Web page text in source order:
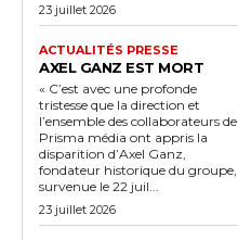
23 juillet 2026
ACTUALITÉS PRESSE
AXEL GANZ EST MORT
« C’est avec une profonde
tristesse que la direction et
l’ensemble des collaborateurs de
Prisma média ont appris la
disparition d’Axel Ganz,
fondateur historique du groupe,
survenue le 22 juil...
23 juillet 2026